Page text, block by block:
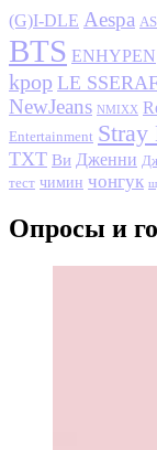
(G)I-DLE Aespa
BTS ENHYPEN
kpop LE
NewJeans NMIXX
Entertainment Stray
TXT Ви Дженни
тест чимин чонгук
Опросы и